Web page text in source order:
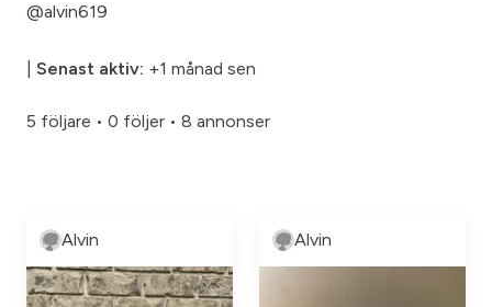
@alvin619
Senast aktiv: +1 månad sen
5 följare • 0 följer • 8 annonser
Alvin Alvin